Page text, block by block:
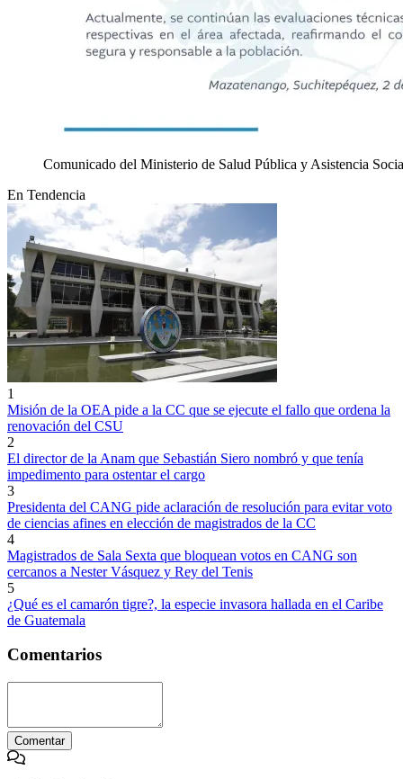
Comunicado del Ministerio de Salud Pública y Asistencia
En Tendencia
1
Misión de la OEA pide a la CC que se ejecute el fallo que ordena la
renovación del CSU
2
El director de la Anam que Sebastián Siero nombró y que tenía
impedimento para ostentar el cargo
3
Presidenta del CANG pide aclaración de resolución para evitar voto
de ciencias afines en elección de magistrados de la CC
4
Magistrados de Sala Sexta que bloquean votos en CANG son
cercanos a Nester Vásquez y Rey del Tenis
5
¿Qué es el camarón tigre?, la especie invasora hallada en el Caribe
de Guatemala
Comentarios
Comentar